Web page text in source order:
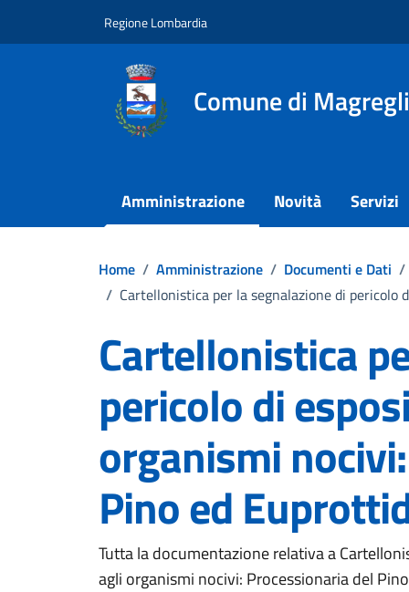
Regione Lombardia
Comune di
Amministrazione Novità Servizi
Home / Amministrazione / Documenti e Dati /
/ Cartellonistica per la segnalazione di pericolo
Cartellonistica
pericolo di
organismi
Pino ed
Dettagli del documento
Tutta la documentazione relativa a
agli organismi nocivi: Processionaria del